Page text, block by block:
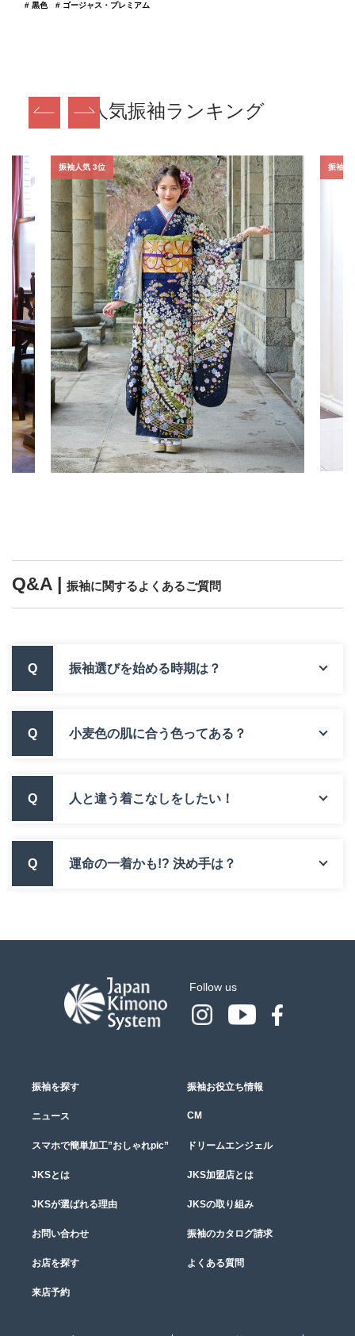
# 黒色 # ゴージャス・プレミアム
人気振袖ランキング
振袖人気 3位 振袖人
Q&A | 振袖に関するよくあるご質問
Q 振袖選びを始める時期は？
Q 小麦色の肌に合う色ってある？
Q 人と違う着こなしをしたい！
Q 運命の一着かも!? 決め手は？
Follow us
振袖を探す 振袖お役立ち情報
ニュース CM
スマホで簡単加工”おしゃれpic” ドリームエンジェル
JKSとは JKS加盟店とは
JKSが選ばれる理由 JKSの取り組み
お問い合わせ 振袖のカタログ請求
お店を探す よくある質問
来店予約